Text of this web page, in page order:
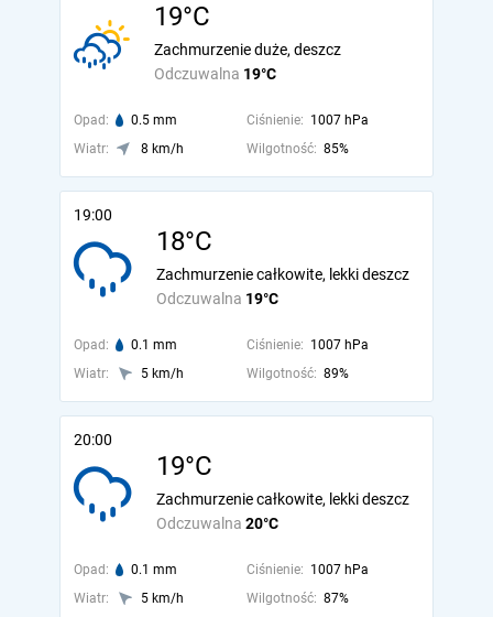
19°C
Odczuwalna 19°C
Zachmurzenie duże, deszcz
Opad: 0.5 mm Ciśnienie: 1007 hPa
Wiatr:
8 km/h Wilgotność: 85%
19:00
18°C
Odczuwalna 19°C
Zachmurzenie całkowite, lekki deszcz
Opad: 0.1 mm Ciśnienie: 1007 hPa
Wiatr:
5 km/h Wilgotność: 89%
20:00
19°C
Odczuwalna 20°C
Zachmurzenie całkowite, lekki deszcz
Opad: 0.1 mm Ciśnienie: 1007 hPa
Wiatr:
5 km/h Wilgotność: 87%